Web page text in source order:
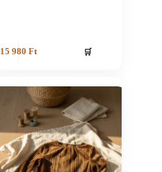
15 980 Ft 🛒